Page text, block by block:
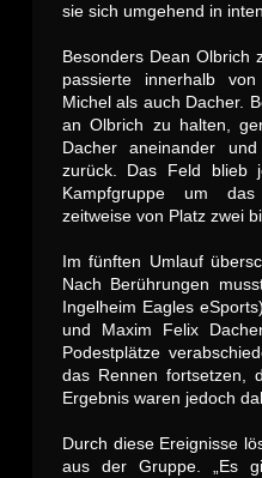
sie sich umgehend in
Besonders Dean Olbrich
passierte innerhalb
Michel als auch Dacher.
an Olbrich zu halten,
Dacher aneinander
zurück. Das Feld blieb
Kampfgruppe um
zeitweise von Platz zwei
Im fünften Umlauf
Nach Berührungen
Ingelheim Eagles
und Maxim Felix
Podestplätze
das Rennen fortsetzen,
Ergebnis waren jedoch
Durch diese Ereignisse
aus der Gruppe. „Es